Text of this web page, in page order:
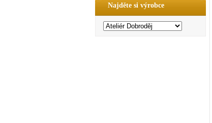
Najděte si výrobce